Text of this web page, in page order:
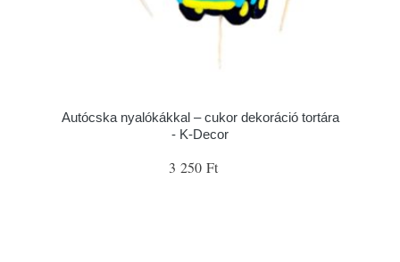
Autócska nyalókákkal – cukor dekoráció tortára
- K-Decor
3 250 Ft